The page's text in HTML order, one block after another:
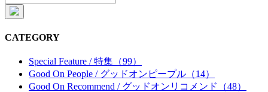
CATEGORY
Special Feature / 特集（99）
Good On People / グッドオンピープル（14）
Good On Recommend / グッドオンリコメンド（48）